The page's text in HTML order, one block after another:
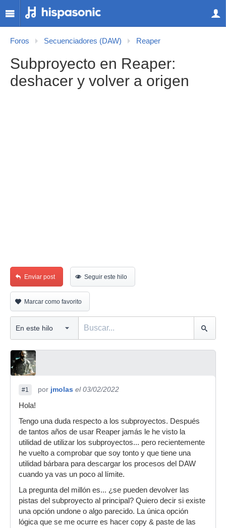
Foros Secuenciadores (DAW) Reaper
Subproyecto en Reaper:
deshacer y volver a origen
Enviar post Seguir este hilo
Marcar como favorito
#1 por jmolas el 03/02/2022
Hola!
Tengo una duda respecto a los subproyectos. Después
de tantos años de usar Reaper jamás le he visto la
utilidad de utilizar los subproyectos... pero recientemente
he vuelto a comprobar que soy tonto y que tiene una
utilidad bárbara para descargar los procesos del DAW
cuando ya vas un poco al límite.
La pregunta del millón es... ¿se pueden devolver las
pistas del subproyecto al principal? Quiero decir si existe
una opción undone o algo parecido. La única opción
lógica que se me ocurre es hacer copy & paste de las